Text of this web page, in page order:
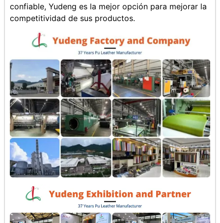
confiable, Yudeng es la mejor opción para mejorar la
competitividad de sus productos.